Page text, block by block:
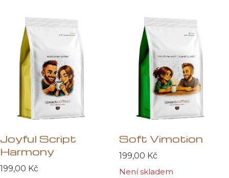
Joyful Script
Harmony
199,00 Kč
Soft Vimotion
199,00 Kč
Není skladem